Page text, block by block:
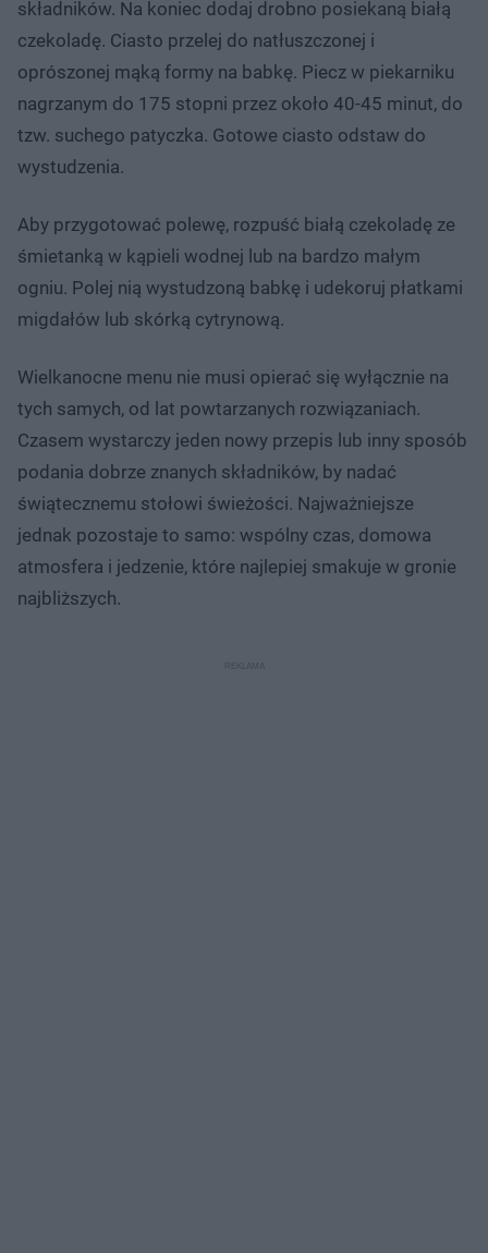
składników. Na koniec dodaj drobno posiekaną białą
czekoladę. Ciasto przelej do natłuszczonej i
oprószonej mąką formy na babkę. Piecz w piekarniku
nagrzanym do 175 stopni przez około 40-45 minut, do
tzw. suchego patyczka. Gotowe ciasto odstaw do
wystudzenia.
Aby przygotować polewę, rozpuść białą czekoladę ze
śmietanką w kąpieli wodnej lub na bardzo małym
ogniu. Polej nią wystudzoną babkę i udekoruj płatkami
migdałów lub skórką cytrynową.
Wielkanocne menu nie musi opierać się wyłącznie na
tych samych, od lat powtarzanych rozwiązaniach.
Czasem wystarczy jeden nowy przepis lub inny sposób
podania dobrze znanych składników, by nadać
świątecznemu stołowi świeżości. Najważniejsze
jednak pozostaje to samo: wspólny czas, domowa
atmosfera i jedzenie, które najlepiej smakuje w gronie
najbliższych.